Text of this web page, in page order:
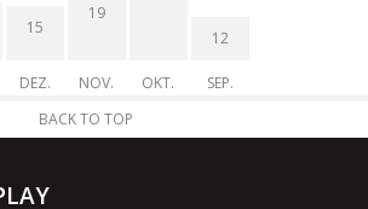
15
DEZ.
19
NOV. OKT.
12
SEP.
BACK TO TOP